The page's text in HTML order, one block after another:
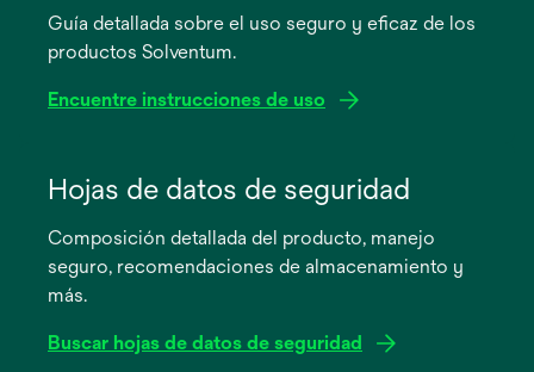
Guía detallada sobre el uso seguro y eficaz de los
productos Solventum.
Encuentre instrucciones de uso
abre
pestaña
nueva
Hojas de datos de seguridad
Composición detallada del producto, manejo
seguro, recomendaciones de almacenamiento y
más.
Buscar hojas de datos de seguridad